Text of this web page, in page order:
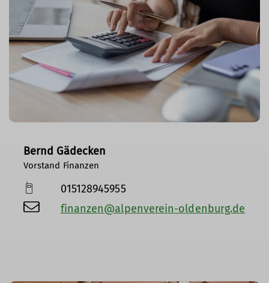
Bernd Gädecken
Vorstand Finanzen
015128945955
finanzen@alpenverein-oldenburg.de